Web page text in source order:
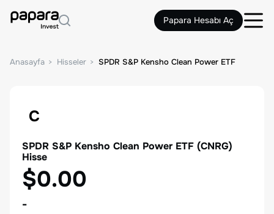
Papara Hesabı Aç
Anasayfa Hisseler SPDR S&P Kensho Clean Power ETF
C
SPDR S&P Kensho Clean Power ETF (CNRG)
Hisse
$0.00
-